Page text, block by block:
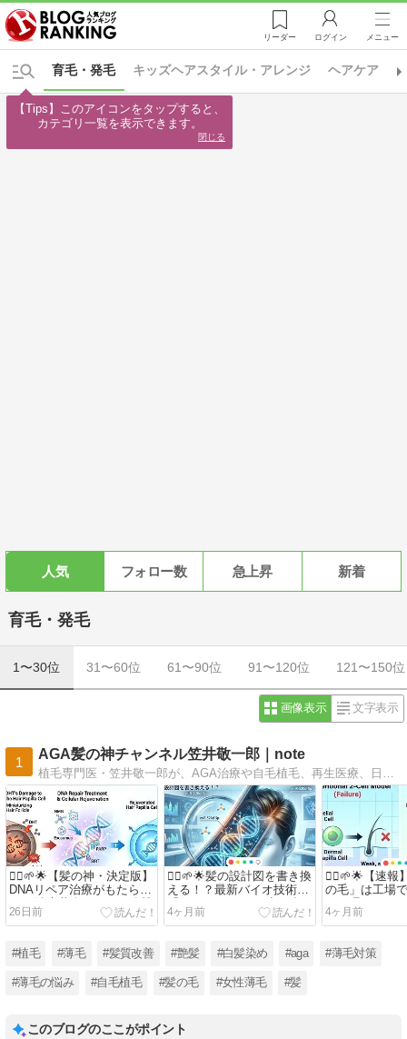
リーダー ログイン メニュー
キッズヘアスタイル・アレンジ ヘアケア
育毛・発毛
人気 フォロー数 急上昇 新着
育毛・発毛
1〜30位 31〜60位 61〜90位 91〜120位 121〜150位
画像表示 文字表示
1
AGA髪の神チャンネル笠井敬一郎｜note
💇‍♂️🌱🌟【髪の神・決定版】
DNAリペア治療がもたらす
AGA治療革命：DHTの攻撃
と遺伝子の傷を修復する究
26日前
💇‍♂️🌱🌟髪の設計図を書き換
える！？最新バイオ技術
「miR-520d-5p」が切り拓
く、ハゲない未来の物語🌟
4ヶ月前
💇‍♂️🌱🌟【速報
の毛」は工場
へ。理研×オ
が成し遂げた
4ヶ月前
#植毛 #薄毛 #髪質改善 #艶髪 #白髪染め #aga #薄毛対策
#薄毛の悩み #自毛植毛 #髪の毛 #女性薄毛 #髪
このブログのここがポイント
【Tips】このアイコンをタップすると、
カテゴリ一覧を表示できます。
閉じる